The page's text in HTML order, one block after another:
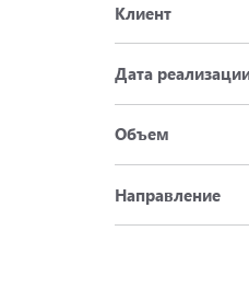
Клиент
Дата
Объем
Направление